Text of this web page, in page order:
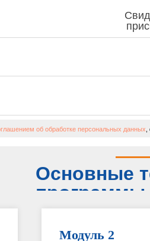
об обработке персональных данных
Основные
программы
Модуль 2